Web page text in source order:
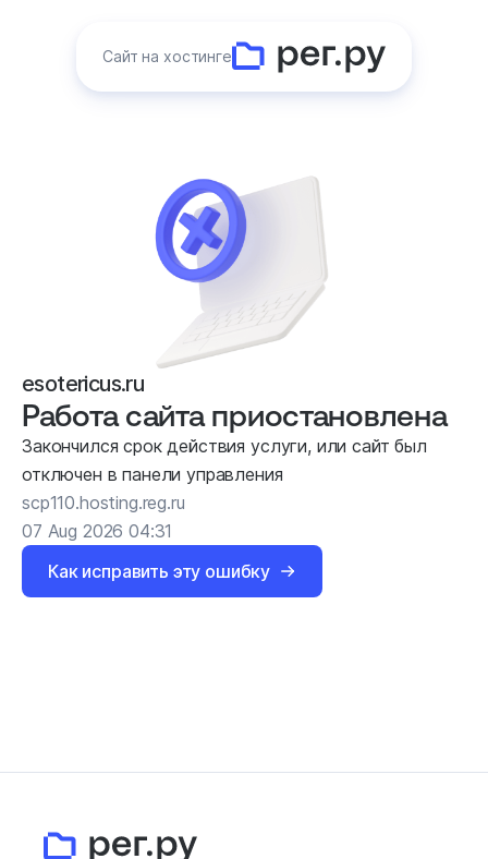
Сайт на хостинге
esotericus.ru
Работа сайта приостановлена
Закончился срок действия услуги, или сайт был
отключен в панели управления
scp110.hosting.reg.ru
07 Aug 2026 04:31
Как исправить эту ошибку